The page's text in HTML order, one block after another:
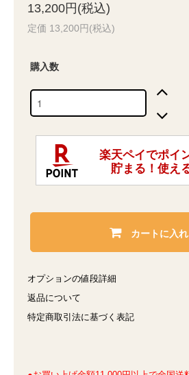
13,200円(税込)
定価 13,200円(税込)
購入数
カートに入
オプションの値段詳細
返品について
特定商取引法に基づく表記